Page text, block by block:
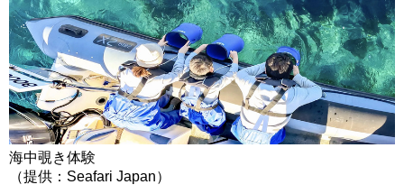
海中覗き体験
（提供：Seafari Japan）